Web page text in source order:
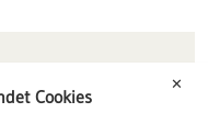
✕
Cookies